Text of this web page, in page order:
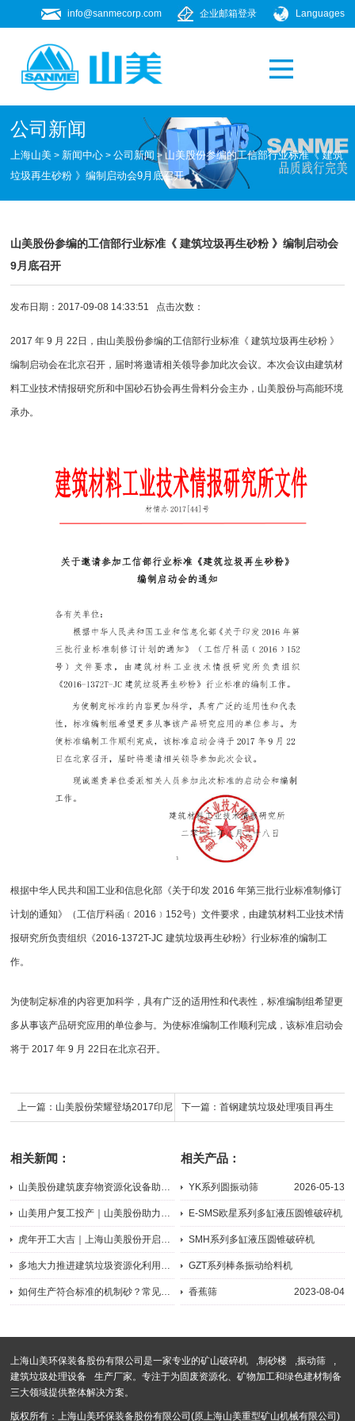
Languages
企业邮箱登录
info@sanmecorp.com
公司新闻
上海山美 > 新闻中心 >公司新闻 >山美股份参编的工信部行业标准《 建筑
垃圾再生砂粉 》编制启动会9月底召开
山美股份参编的工信部行业标准《 建筑垃圾再生砂粉 》编制启动会
9月底召开
发布日期：2017-09-08 14:33:51 点击次数：
2017 年 9 月 22日，由山美股份参编的工信部行业标准《 建筑垃圾再生砂粉 》
编制启动会在北京召开，届时将邀请相关领导参加此次会议。本次会议由建筑材
料工业技术情报研究所和中国砂石协会再生骨料分会主办，山美股份与高能环境
承办。
根据中华人民共和国工业和信息化部《关于印发 2016 年第三批行业标准制修订
计划的通知》（工信厅科函﹝2016﹞152号）文件要求，由建筑材料工业技术情
报研究所负责组织《2016-1372T-JC 建筑垃圾再生砂粉》行业标准的编制工
作。
为使制定标准的内容更加科学，具有广泛的适用性和代表性，标准编制组希望更
多从事该产品研究应用的单位参与。为使标准编制工作顺利完成，该标准启动会
将于 2017 年 9 月 22日在北京召开。
上一篇： 山美股份荣耀登场2017印尼 下一篇：首钢建筑垃圾处理项目再生
相关新闻：
2016-08-05
2020-03-06
2022-02-14
2020-08-19
相关产品：
YK系列圆振动筛 2026-05-13
E-SMS欧星系列多缸液压圆锥破碎机
2026-07-22
SMH系列多缸液压圆锥破碎机
GZT系列棒条振动给料机
2024-05-21
香蕉筛 2023-08-04
上海山美环保装备股份有限公司是一家专业的矿山破碎机 ,制砂楼 ,振动筛
建筑垃圾处理设备
生产厂家。专注于为固废资源化、矿物加工和绿色建材制备
三大领域提供整体解决方案。
版权所有：上海山美环保装备股份有限公司(原上海山美重型矿山机械有限公司)